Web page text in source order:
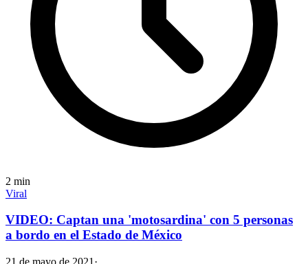
2 min
Viral
VIDEO: Captan una 'motosardina' con 5 personas
a bordo en el Estado de México